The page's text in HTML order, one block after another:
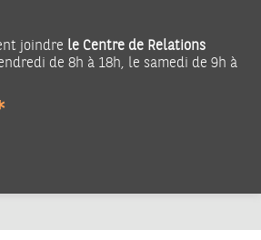
joindre le Centre de Relations
de 8h à 18h, le samedi de 9h à